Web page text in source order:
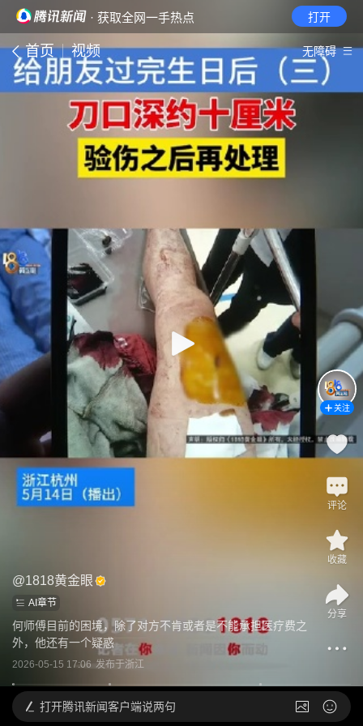
· 获取全网一手热点 打开
首页 视频 无障碍
@1818黄金眼
AI章节
何师傅目前的困境，除了对方不肯或者是不能承担医疗费之
外，他还有一个疑惑
2026-05-15 17:06 发布于浙江
关注
评论
收藏
分享
打开腾讯新闻客户端说两句